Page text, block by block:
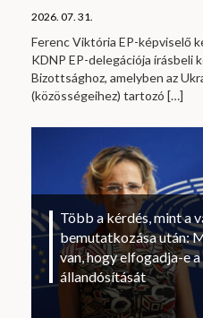
2026. 07. 31.
Ferenc Viktória EP-képviselő
KDNP EP-delegációja írásbeli
Bizottsághoz, amelyben az
(közösségeihez) tartozó […]
Több a kérdés, mint a
bemutatkozása után:
van, hogy elfogadja-e
állandósítását